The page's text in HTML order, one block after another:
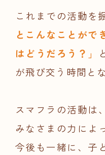
これまでの活動を
とこんなことがで
はどうだろう？」
が飛び交う時間と
スマフラの活動は
みなさまの力によ
今後も一緒に、子